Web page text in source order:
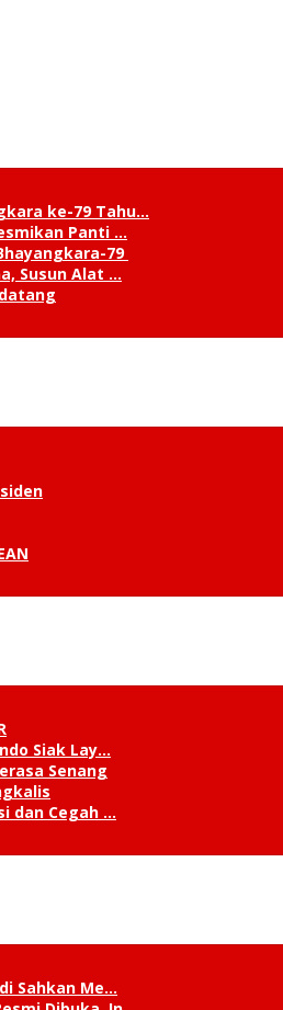
ke-79 Tahu…
Panti …
79
Susun Alat …
Siak Lay…
Senang
dan Cegah …
Sahkan Me…